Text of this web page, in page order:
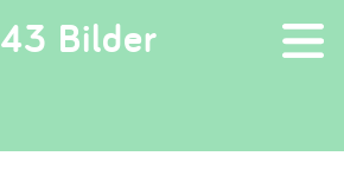
43 Bilder ×
Suchen